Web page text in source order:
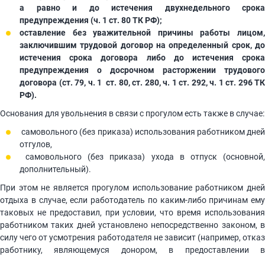
а равно и до истечения двухнедельного срока
предупреждения (ч. 1 ст. 80 ТК РФ);
оставление без уважительной причины работы лицом,
заключившим трудовой договор на определенный срок, до
истечения срока договора либо до истечения срока
предупреждения о досрочном расторжении трудового
договора (ст. 79, ч. 1 ст. 80, ст. 280, ч. 1 ст. 292, ч. 1 ст. 296 ТК
РФ).
Основания для увольнения в связи с прогулом есть также в случае:
­ самовольного (без приказа) использования работником дней
отгулов,
­ самовольного (без приказа) ухода в отпуск (основной,
дополнительный).
При этом не является прогулом использование работником дней
отдыха в случае, если работодатель по каким-либо причинам ему
таковых не предоставил, при условии, что время использования
работником таких дней установлено непосредственно законом, в
силу чего от усмотрения работодателя не зависит (например, отказ
работнику, являющемуся донором, в предоставлении в